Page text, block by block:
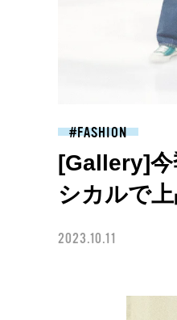
FASHION
[Gallery]今
シカルで
2023.10.11